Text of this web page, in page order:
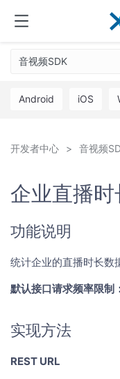
音视频SDK
Android iOS
开发者中心 音视频
企业直播时
功能说明
统计企业的直播时长数
默认接口请求频率限制
实现方法
REST URL